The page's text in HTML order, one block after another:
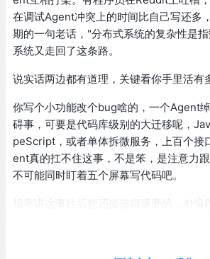
在调试Agent冲突上的时间比自己写还多
期的一句老话，"分布式系统的复杂性是
系统又走回了这条路。
说实话两边都有道理，关键看你手里活有
你写个小功能改个bug啥的，一个Agent
碍事，可要是代码库级别的大迁移呢，
peScript，或者单体拆微服务，上百个接
ent真的扛不住这事，不是笨，是注意力
不可能同时盯着五个屏幕写代码吧。
坦率讲这事往后想还挺值得琢磨的，AI编
再碰头汇总的团队，差别大了去了，后者
具了，从某个角度看已经是组织结构本身。